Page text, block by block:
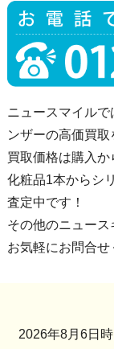
ニュースマイル
ンザーの高価買取
買取価格は購入か
化粧品1本からシ
査定中です！
その他のニュース
お気軽にお問合せ
2026年8月6日